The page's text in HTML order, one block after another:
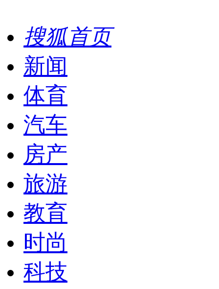
搜狐首页
新闻
体育
汽车
房产
旅游
教育
时尚
科技